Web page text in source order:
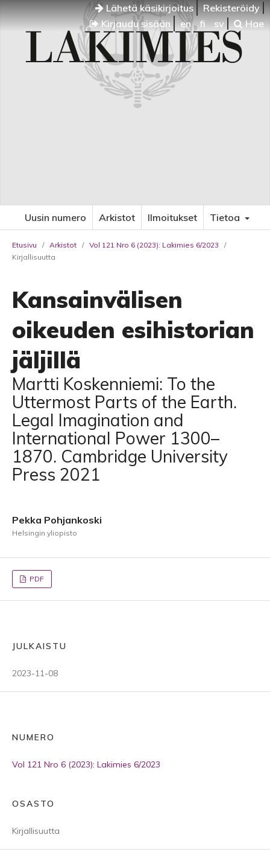
Lähetä käsikirjoitus
Rekisteröidy
Kirjaudu sisään
en fi sv Hae
Uusin numero Arkistot Ilmoitukset Tietoa
Etusivu / Arkistot / Vol 121 Nro 6 (2023): Lakimies 6/2023
/
Kirjallisuutta
Kansainvälisen
oikeuden esihistorian
jäljillä
Martti Koskenniemi: To the
Uttermost Parts of the Earth.
Legal Imagination and
International Power 1300–
1870. Cambridge University
Press 2021
Pekka Pohjankoski
Helsingin yliopisto
PDF
JULKAISTU
2023-11-08
NUMERO
Vol 121 Nro 6 (2023): Lakimies 6/2023
OSASTO
Kirjallisuutta